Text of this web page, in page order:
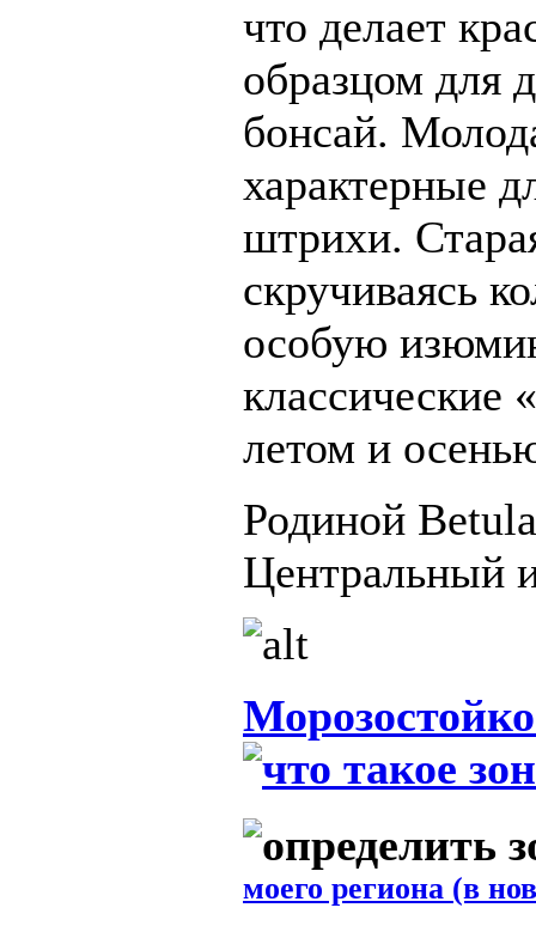
что делает
образцом для
бонсай.
характерные
штрихи.
скручиваясь
особую
классические
летом и
Родиной
Центральный
моего региона (в